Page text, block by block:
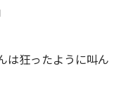
は狂ったように叫ん